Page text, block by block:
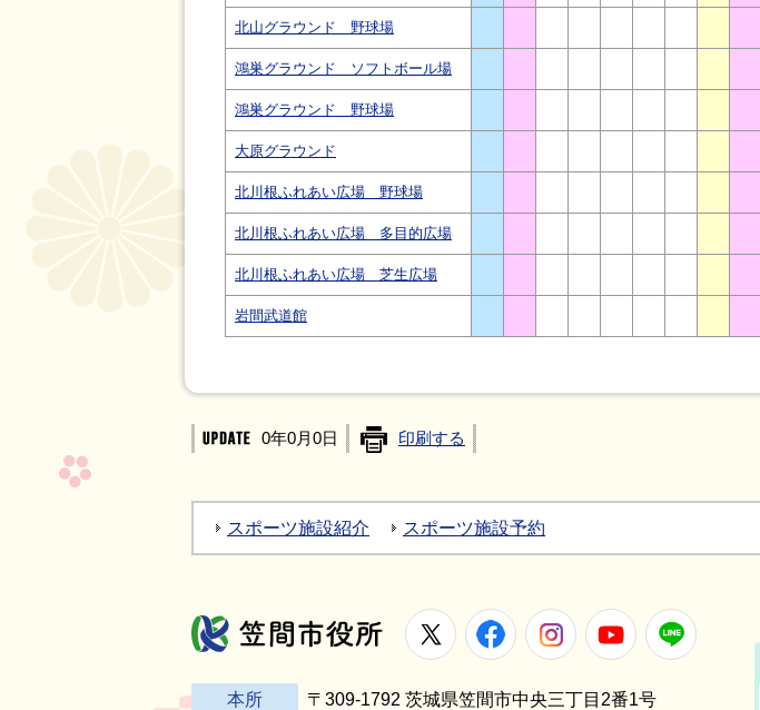
北山グラウンド 野球場
鴻巣グラウンド ソフトボール場
鴻巣グラウンド 野球場
大原グラウンド
北川根ふれあい広場 野球場
北川根ふれあい広場 多目的広場
北川根ふれあい広場 芝生広場
岩間武道館
0年0月0日 印刷する
スポーツ施設紹介 スポーツ施設予約
笠間市役所
X FacebookInstagramYoutube
本所 〒309-1792 茨城県笠間市中央三丁目2番1号